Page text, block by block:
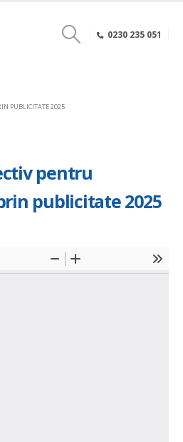
0230 235 051
PUBLICITATE 2025
pentru
publicitate 2025